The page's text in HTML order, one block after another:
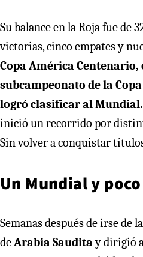
Su balance en la Roja fue de
victorias, cinco empates y
Copa América Centenario,
subcampeonato de la
logró clasificar al Mundial.
inició un recorrido por
Sin volver a conquistar
Un Mundial y
Semanas después de irse de
deArabia Sauditay dirigió